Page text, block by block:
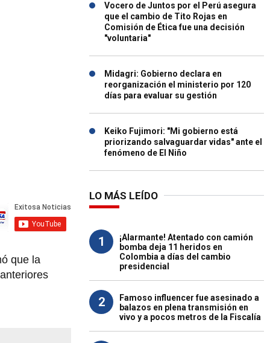
que la
Vocero de Juntos por el Perú asegura
que el cambio de Tito Rojas en
Comisión de Ética fue una decisión
"voluntaria"
Midagri: Gobierno declara en
reorganización el ministerio por 120
días para evaluar su gestión
Keiko Fujimori: "Mi gobierno está
priorizando salvaguardar vidas" ante el
fenómeno de El Niño
LO MÁS LEÍDO
1
¡Alarmante! Atentado con camión
bomba deja 11 heridos en
Colombia a días del cambio
presidencial
2
Famoso influencer fue asesinado a
balazos en plena transmisión en
vivo y a pocos metros de la Fiscalía